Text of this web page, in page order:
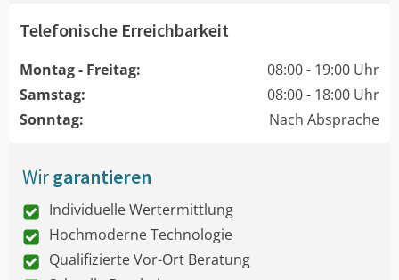
Telefonische Erreichbarkeit
Montag - Freitag:
08:00 - 19:00 Uhr
Samstag:
08:00 - 18:00 Uhr
Sonntag:
Nach Absprache
Wirgarantieren
Individuelle Wertermittlung
Hochmoderne Technologie
Qualifizierte Vor-Ort Beratung